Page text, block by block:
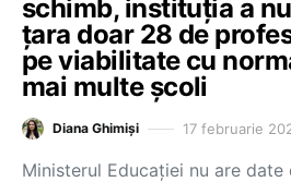
schimb, instituția a
țara doar 28 de
pe viabilitate cu
mai multe școli
Diana Ghimiși 17 februarie
Ministerul Educației nu are